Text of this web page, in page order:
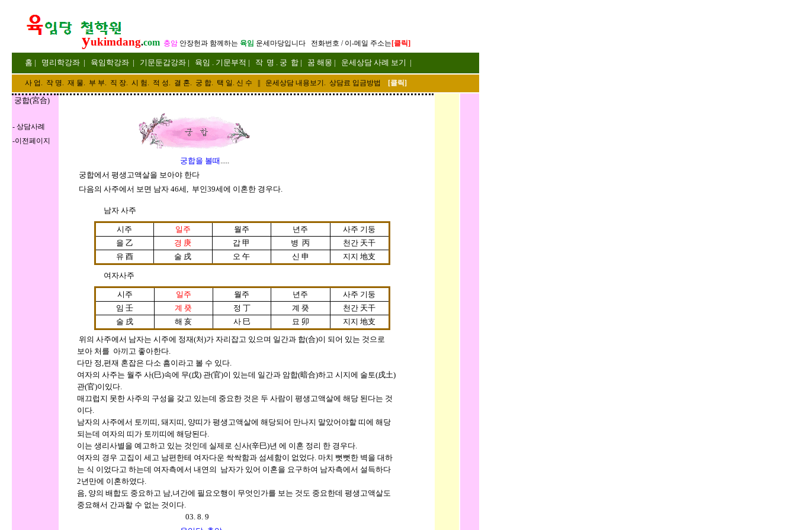
yukimdang.com 충암 안장헌과 함께하는 육임 운세마당입니다 전화번호 / 이-메일 주소는 [클릭]
홈 | 명리 학강좌 | 육임학강좌 | 기문둔갑강좌 | 육임 . 기문부적 | 작 명 . 궁 합 | 꿈 해몽 | 운세상담 사례 보기 |
사 업 . 작 명. 재 물. 부 부. 직 장. 시 험. 적 성. 결 혼. 궁 합. 택 일. 신 수 운세상담 내용보기. 상담료 입금방법 [클릭]
궁합(宮合)
- 상담사례
-이전페이지
궁합을 볼때 .....
궁합에서 평생고액살을 보아야 한다
다음의 사주에서 보면 남자 46세, 부인39세에 이혼한 경우다.
남자 사주
시주 일주 월주 년주
사주 기둥
을 乙
경 庚 갑 甲 병 丙
천간 天干
유 酉
술 戌 오 午 신 申 지지 地支
여자사주
시주 일주 월주 년주
사주 기둥
임 壬
계 癸 정 丁 계 癸
천간 天干
술 戌
해 亥 사 巳 묘 卯
지지 地支
위의 사주에서 남자는 시주에 정재(처)가 자리잡고 있으며 일간과 합(合)이 되어 있는 것으로
보아 처를 아끼고 좋아한다.
다만 정,편재 혼잡은 다소 흠이라고 볼 수 있다.
여자의 사주는 월주 사(巳)속에 무(戊) 관(官)이 있는데 일간과 암합(暗合)하고 시지에 술토(戌土)
관(官)이있다.
매끄럽지 못한 사주의 구성을 갖고 있는데 중요한 것은 두 사람이 평생고액살에 해당 된다는 것
이다.
남자의 사주에서 토끼띠, 돼지띠, 양띠가 평생고액살에 해당되어 만나지 말았어야할 띠에 해당
되는데 여자의 띠가 토끼띠에 해당된다.
이는 생리사별을 예고하고 있는 것인데 실제로 신사(辛巳)년 에 이혼 정리 한 경우다.
여자의 경우 고집이 세고 남편한테 여자다운 싹싹함과 섬세함이 없었다. 마치 뻣뻣한 벽을 대하
는 식 이었다고 하는데 여자측에서 내연의 남자가 있어 이혼을 요구하여 남자측에서 설득하다
2년만에 이혼하였다.
음, 양의 배합도 중요하고 남,녀간에 필요오행이 무엇인가를 보는 것도 중요한데 평생고액살도
중요해서 간과할 수 없는 것이다.
03. 8. 9